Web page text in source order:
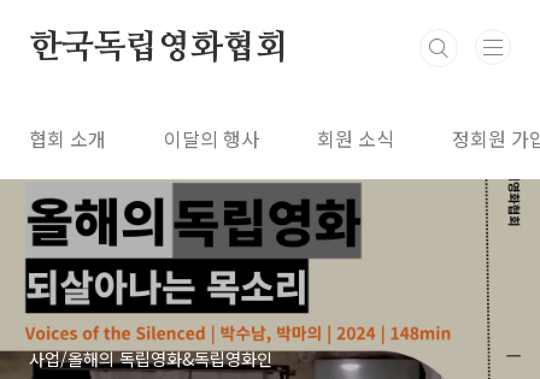
한국독립영화협회
협회 소개 이달의 행사 회원 소식 정회원 가
사업/올해의 독립영화&독립영화인